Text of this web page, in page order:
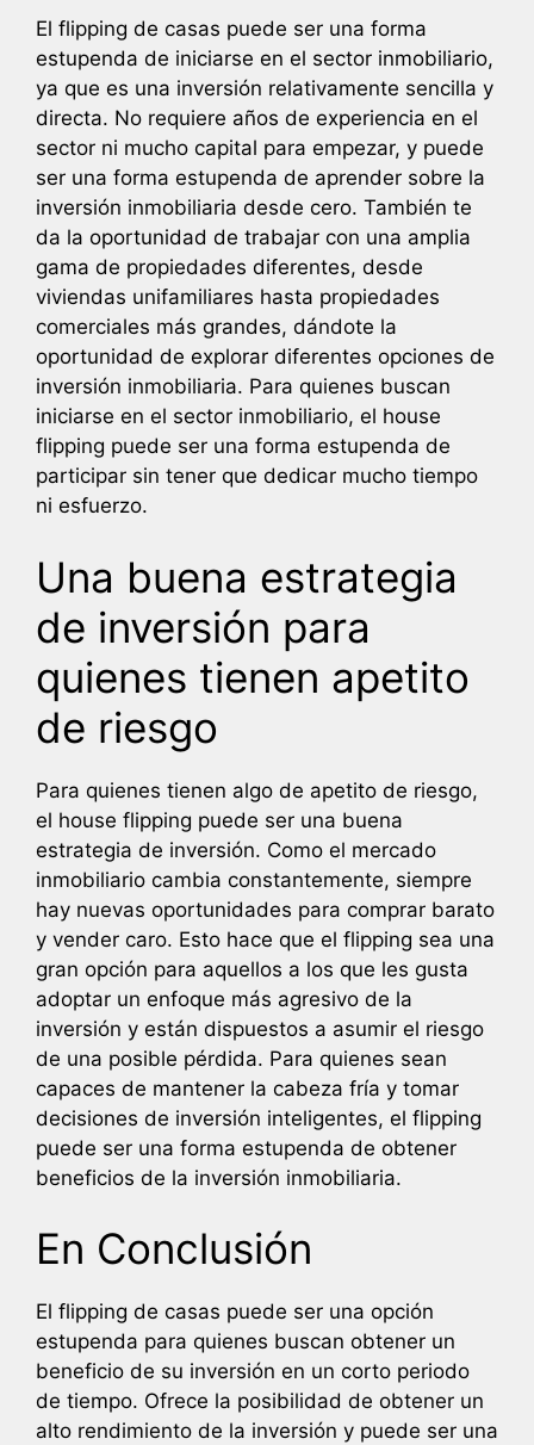
El flipping de casas puede ser una forma
estupenda de iniciarse en el sector inmobiliario,
ya que es una inversión relativamente sencilla y
directa. No requiere años de experiencia en el
sector ni mucho capital para empezar, y puede
ser una forma estupenda de aprender sobre la
inversión inmobiliaria desde cero. También te
da la oportunidad de trabajar con una amplia
gama de propiedades diferentes, desde
viviendas unifamiliares hasta propiedades
comerciales más grandes, dándote la
oportunidad de explorar diferentes opciones de
inversión inmobiliaria. Para quienes buscan
iniciarse en el sector inmobiliario, el house
flipping puede ser una forma estupenda de
participar sin tener que dedicar mucho tiempo
ni esfuerzo.
Una buena estrategia
de inversión para
quienes tienen apetito
de riesgo
Para quienes tienen algo de apetito de riesgo,
el house flipping puede ser una buena
estrategia de inversión. Como el mercado
inmobiliario cambia constantemente, siempre
hay nuevas oportunidades para comprar barato
y vender caro. Esto hace que el flipping sea una
gran opción para aquellos a los que les gusta
adoptar un enfoque más agresivo de la
inversión y están dispuestos a asumir el riesgo
de una posible pérdida. Para quienes sean
capaces de mantener la cabeza fría y tomar
decisiones de inversión inteligentes, el flipping
puede ser una forma estupenda de obtener
beneficios de la inversión inmobiliaria.
En Conclusión
El flipping de casas puede ser una opción
estupenda para quienes buscan obtener un
beneficio de su inversión en un corto periodo
de tiempo. Ofrece la posibilidad de obtener un
alto rendimiento de la inversión y puede ser una